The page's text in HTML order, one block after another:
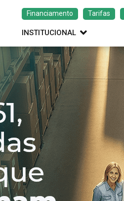
Financiamento Tarifas
INSTITUCIONAL